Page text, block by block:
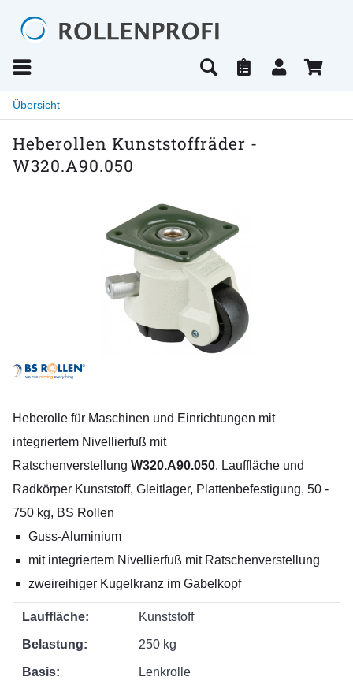
Übersicht
Heberollen Kunststoffräder -
W320.A90.050
Heberolle für Maschinen und Einrichtungen mit
integriertem Nivellierfuß mit
Ratschenverstellung W320.A90.050, Lauffläche und
Radkörper Kunststoff, Gleitlager, Plattenbefestigung, 50 -
750 kg, BS Rollen
Guss-Aluminium
mit integriertem Nivellierfuß mit Ratschenverstellung
zweireihiger Kugelkranz im Gabelkopf
Lauffläche: Kunststoff
Belastung: 250 kg
Basis: Lenkrolle